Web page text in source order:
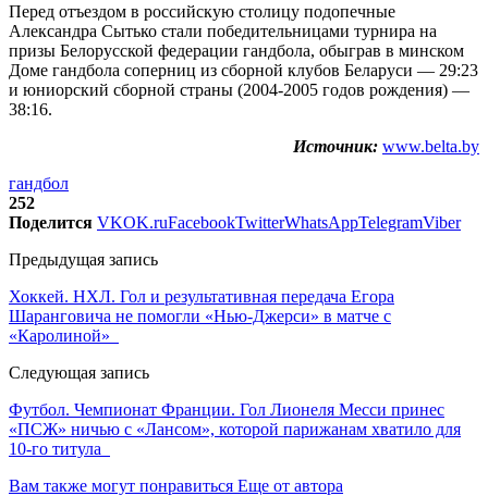
Перед отъездом в российскую столицу подопечные
Александра Сытько стали победительницами турнира на
призы Белорусской федерации гандбола, обыграв в минском
Доме гандбола соперниц из сборной клубов Беларуси — 29:23
и юниорский сборной страны (2004-2005 годов рождения) —
38:16.
Источник: www.belta.by
гандбол
252
Поделится VKOK.ruFacebookTwitterWhatsAppTelegramViber
Предыдущая запись
Хоккей. НХЛ. Гол и результативная передача Егора
Шаранговича не помогли «Нью-Джерси» в матче с
«Каролиной»
Следующая запись
Футбол. Чемпионат Франции. Гол Лионеля Месси принес
«ПСЖ» ничью с «Лансом», которой парижанам хватило для
10-го титула
Вам также могут понравиться Еще от автора